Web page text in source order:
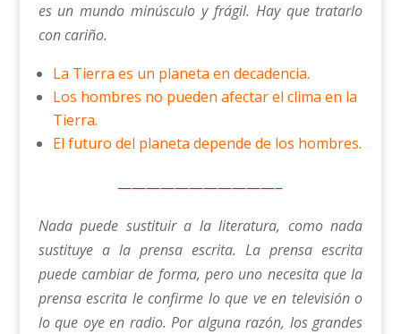
es un mundo minúsculo y frágil. Hay que tratarlo
con cariño.
La Tierra es un planeta en decadencia.
Los hombres no pueden afectar el clima en la
Tierra.
El futuro del planeta depende de los hombres.
———————————–
Nada puede sustituir a la literatura, como nada
sustituye a la prensa escrita. La prensa escrita
puede cambiar de forma, pero uno necesita que la
prensa escrita le confirme lo que ve en televisión o
lo que oye en radio. Por alguna razón, los grandes